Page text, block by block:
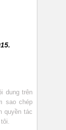
dung trên
sao chép
quyền tác